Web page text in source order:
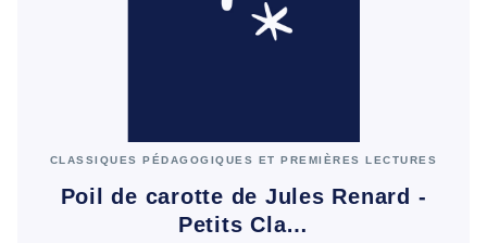
CLASSIQUES PÉDAGOGIQUES ET PREMIÈRES LECTURES
Poil de carotte de Jules Renard -
Petits Cla…